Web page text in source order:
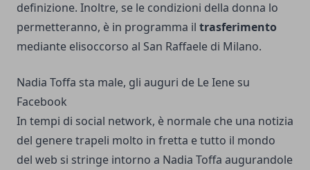
definizione. Inoltre, se le condizioni della donna lo
permetteranno, è in programma il trasferimento
mediante elisoccorso al San Raffaele di Milano.
Nadia Toffa sta male, gli auguri de Le Iene su
Facebook
In tempi di social network, è normale che una notizia
del genere trapeli molto in fretta e tutto il mondo
del web si stringe intorno a Nadia Toffa augurandole